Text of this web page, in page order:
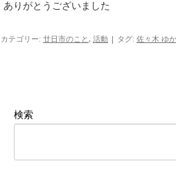
ありがとうございました
カテゴリー: 廿日市のこと , 活動 | タグ: 佐々木 ゆか
検索